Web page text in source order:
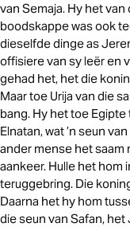
van Semaja. Hy het
boodskappe was ook
dieselfde dinge as
offisiere van sy leër en
gehad het, het die
Maar toe Urija van die
bang. Hy het toe
Elnatan, wat ’n seun
ander mense het saam
aankeer. Hulle het hom
teruggebring. Die
Daarna het hy hom
die seun van Safan,